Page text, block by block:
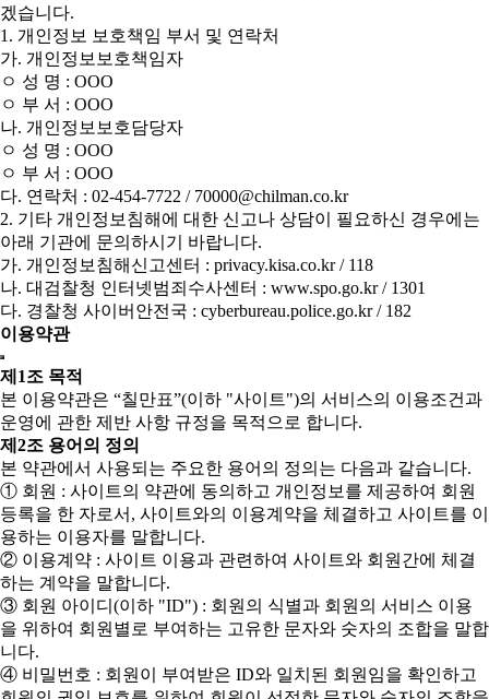
겠습니다.
1. 개인정보 보호책임 부서 및 연락처
가. 개인정보보호책임자
ㅇ 성 명 : OOO
ㅇ 부 서 : OOO
나. 개인정보보호담당자
ㅇ 성 명 : OOO
ㅇ 부 서 : OOO
다. 연락처 : 02-454-7722 / 70000@chilman.co.kr
2. 기타 개인정보침해에 대한 신고나 상담이 필요하신 경우에는
아래 기관에 문의하시기 바랍니다.
가. 개인정보침해신고센터 : privacy.kisa.co.kr / 118
나. 대검찰청 인터넷범죄수사센터 : www.spo.go.kr / 1301
다. 경찰청 사이버안전국 : cyberbureau.police.go.kr / 182
이용약관
제1조 목적
본 이용약관은 “칠만표”(이하 "사이트")의 서비스의 이용조건과
운영에 관한 제반 사항 규정을 목적으로 합니다.
제2조 용어의 정의
본 약관에서 사용되는 주요한 용어의 정의는 다음과 같습니다.
① 회원 : 사이트의 약관에 동의하고 개인정보를 제공하여 회원
등록을 한 자로서, 사이트와의 이용계약을 체결하고 사이트를 이
용하는 이용자를 말합니다.
② 이용계약 : 사이트 이용과 관련하여 사이트와 회원간에 체결
하는 계약을 말합니다.
③ 회원 아이디(이하 "ID") : 회원의 식별과 회원의 서비스 이용
을 위하여 회원별로 부여하는 고유한 문자와 숫자의 조합을 말합
니다.
④ 비밀번호 : 회원이 부여받은 ID와 일치된 회원임을 확인하고